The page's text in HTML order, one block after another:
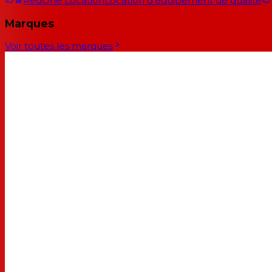
Marques
Voir toutes les marques